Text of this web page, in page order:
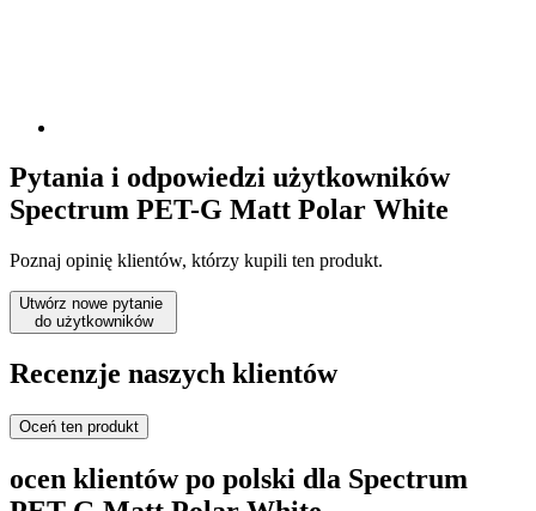
Pytania i odpowiedzi użytkowników
Spectrum PET-G Matt Polar White
Poznaj opinię klientów, którzy kupili ten produkt.
Utwórz nowe pytanie
do użytkowników
Recenzje naszych klientów
Oceń ten produkt
ocen klientów po polski dla Spectrum